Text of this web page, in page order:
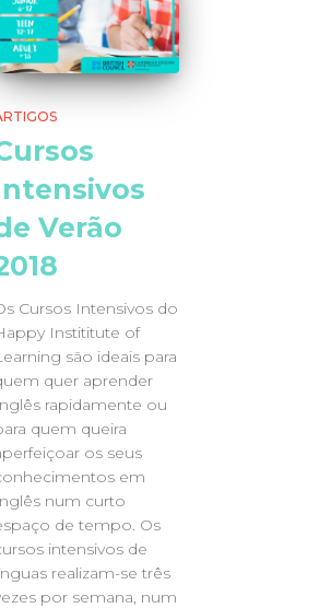
Verão
Cursos Intensivos do
Instititute of
são ideais para
quer aprender
rapidamente ou
quem queira
os seus
em
num curto
de tempo. Os
intensivos de
realizam-se três
por semana, num